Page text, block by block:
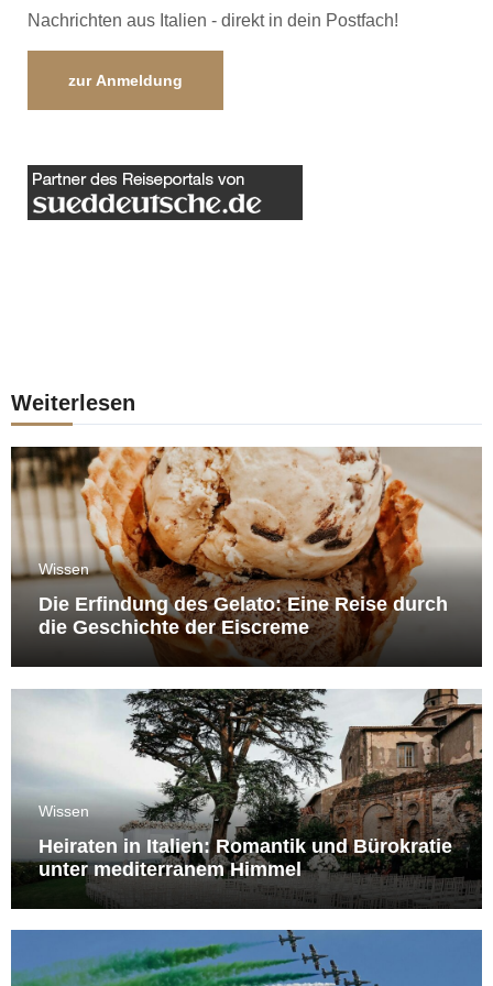
Nachrichten aus Italien - direkt in dein Postfach!
zur Anmeldung
Weiterlesen
Wissen
Die Erfindung des Gelato: Eine Reise durch
die Geschichte der Eiscreme
Wissen
Heiraten in Italien: Romantik und Bürokratie
unter mediterranem Himmel